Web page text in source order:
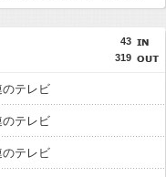
43
319
テレビ
テレビ
テレビ